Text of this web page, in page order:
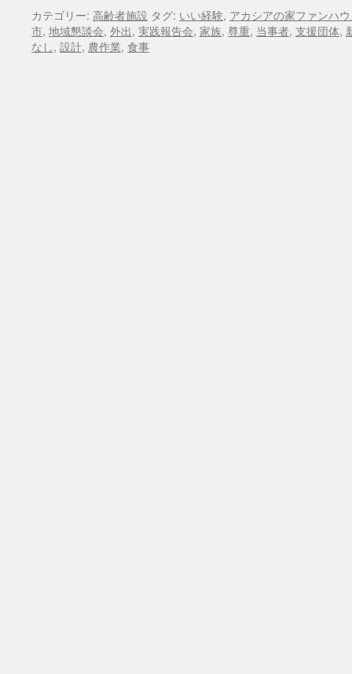
カテゴリー: 高齢者施設 タグ: いい経験, アカシアの家ファンハ
市, 地域懇談会, 外出, 実践報告会, 家族, 尊重, 当事者, 支援団体,
なし, 設計, 農作業, 食事